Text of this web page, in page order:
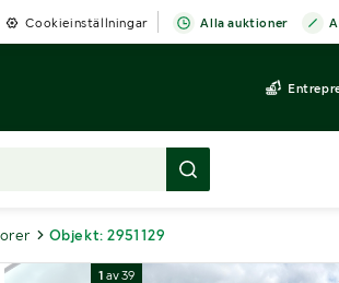
Cookieinställningar Alla auktioner
Objekt: 2951129
1 av39